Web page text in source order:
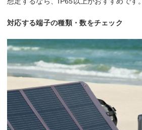
対応する端子の種類・数をチェック